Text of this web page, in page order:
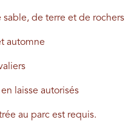
sable, de terre et de rochers
automne
laisse autorisés
au parc est requis.